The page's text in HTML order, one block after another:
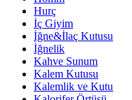
Hurç
İç Giyim
İğne&İlaç Kutusu
İğnelik
Kahve Sunum
Kalem Kutusu
Kalemlik ve Kutu